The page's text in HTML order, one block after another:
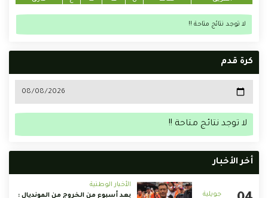
لا توجد نتائج متاحة !!
كرة قدم
لا توجد نتائج متاحة !!
أخر الأخبار
الأخبار الوطنية
بعد أسبوع من الخروج من المونديال :